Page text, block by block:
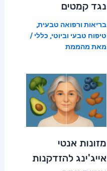
נגד קמטים
בריאות ורפואה טבעית,
טיפוח טבעי וביוטי, כללי /
מאת מהממת
מזונות אנטי
אייג'ינג להזדקנות